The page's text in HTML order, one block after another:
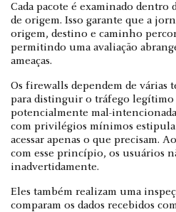
Cada pacote é examinado dentro
de origem. Isso garante que a
origem, destino e caminho
permitindo uma avaliação
ameaças.
Os firewalls dependem de várias
para distinguir o tráfego legítimo
potencialmente mal-
com privilégios mínimos estipula
acessar apenas o que precisam.
com esse princípio, os usuários
inadvertidamente.
Eles também realizam uma
comparam os dados recebidos